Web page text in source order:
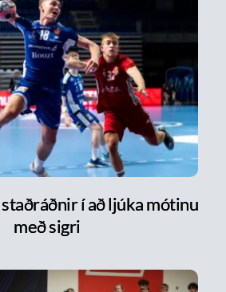
í að ljúka mótinu
með sigri